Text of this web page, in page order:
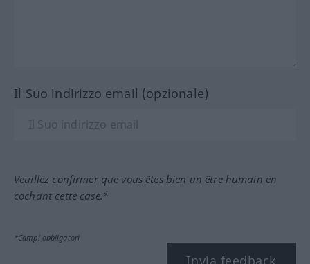
Il Suo indirizzo email (opzionale)
Veuillez confirmer que vous êtes bien un être humain en
cochant cette case.*
*Campi obbligatori
Invia feedback